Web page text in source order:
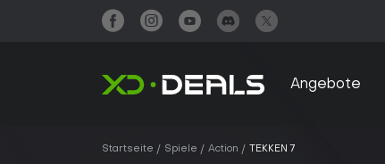
Angebote
Startseite Spiele Action TEKKEN 7